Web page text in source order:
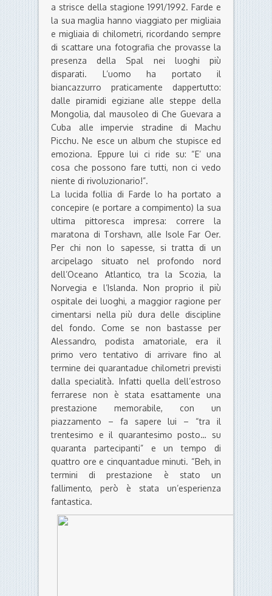
a strisce della stagione 1991/1992. Farde e
la sua maglia hanno viaggiato per migliaia
e migliaia di chilometri, ricordando sempre
di scattare una fotografia che provasse la
presenza della Spal nei luoghi più
disparati. L’uomo ha portato il
biancazzurro praticamente dappertutto:
dalle piramidi egiziane alle steppe della
Mongolia, dal mausoleo di Che Guevara a
Cuba alle impervie stradine di Machu
Picchu. Ne esce un album che stupisce ed
emoziona. Eppure lui ci ride su: “E’ una
cosa che possono fare tutti, non ci vedo
niente di rivoluzionario!”.
La lucida follia di Farde lo ha portato a
concepire (e portare a compimento) la sua
ultima pittoresca impresa: correre la
maratona di Torshavn, alle Isole Far Oer.
Per chi non lo sapesse, si tratta di un
arcipelago situato nel profondo nord
dell’Oceano Atlantico, tra la Scozia, la
Norvegia e l’Islanda. Non proprio il più
ospitale dei luoghi, a maggior ragione per
cimentarsi nella più dura delle discipline
del fondo. Come se non bastasse per
Alessandro, podista amatoriale, era il
primo vero tentativo di arrivare fino al
termine dei quarantadue chilometri previsti
dalla specialità. Infatti quella dell’estroso
ferrarese non è stata esattamente una
prestazione memorabile, con un
piazzamento – fa sapere lui – “tra il
trentesimo e il quarantesimo posto… su
quaranta partecipanti” e un tempo di
quattro ore e cinquantadue minuti. “Beh, in
termini di prestazione è stato un
fallimento, però è stata un’esperienza
fantastica.